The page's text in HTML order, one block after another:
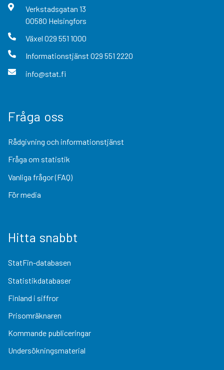
Verkstadsgatan 13
00580 Helsingfors
Växel 029 551 1000
Informationstjänst 029 551 2220
info@stat.fi
Fråga oss
Rådgivning och informationstjänst
Fråga om statistik
Vanliga frågor (FAQ)
För media
Hitta snabbt
StatFin-databasen
Statistikdatabaser
Finland i siffror
Prisomräknaren
Kommande publiceringar
Undersökningsmaterial